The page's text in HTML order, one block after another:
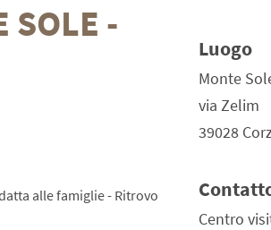
SOLE -
alle famiglie - Ritrovo
Luogo
Monte
via Zelim
39028
Centro